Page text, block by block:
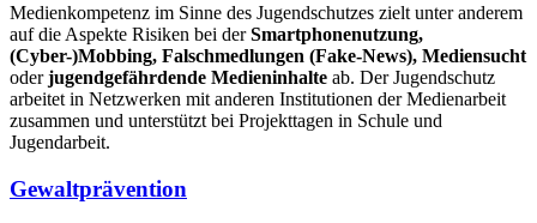
Medienkompetenz im Sinne des Jugendschutzes zielt unter anderem
auf die Aspekte Risiken bei derSmartphonenutzung,
(Cyber-)Mobbing, Falschmedlungen (Fake-News), Mediensucht
oderjugendgefährdende Medieninhalte ab. Der Jugendschutz
arbeitet in Netzwerken mit anderen Institutionen der Medienarbeit
zusammen und unterstützt bei Projekttagen in Schule und
Jugendarbeit.
Gewaltprävention